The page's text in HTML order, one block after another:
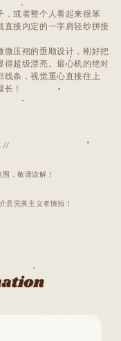
，或者整个人看起来很笨
接内定的一字肩轻纱拼接
压褶的垂顺设计，刚好把
超级漂亮。最心机的绝对
线条，视觉重心直接往上
！
//
，敬请谅解！
意完美主义者慎拍！